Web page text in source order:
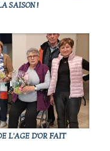
SAISON !
L'AGE D'OR FAIT